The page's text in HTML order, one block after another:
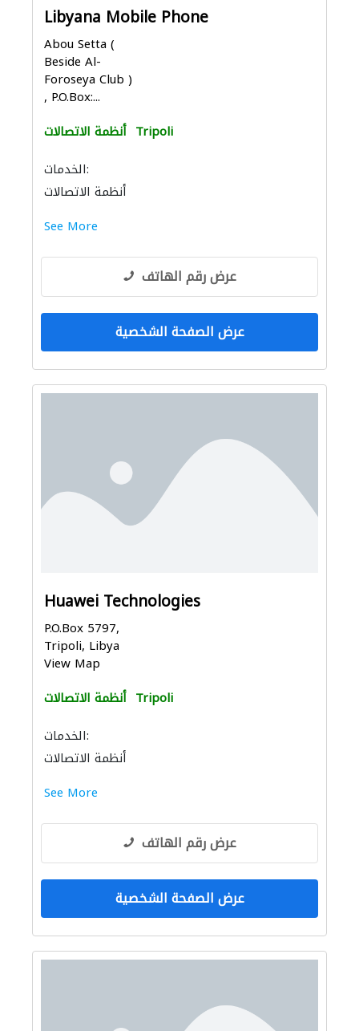
Libyana Mobile Phone
Abou Setta (
Beside Al-
Foroseya Club )
, P.O.Box:...
أنظمة الاتصالات Tripoli
الخدمات:
أنظمة الاتصالات
See More
عرض رقم الهاتف
عرض الصفحة الشخصية
Huawei Technologies
P.O.Box 5797,
Tripoli, Libya
View Map
أنظمة الاتصالات Tripoli
الخدمات:
أنظمة الاتصالات
See More
عرض رقم الهاتف
عرض الصفحة الشخصية